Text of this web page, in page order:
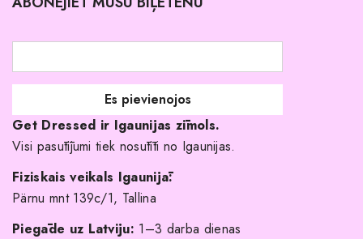
Atgriešanas politika
Līgavas družiņu kleitas
Veikali
Kāpēc izvēlēties mūs?
Get Dressed ir Igaunijas zīmols.
Visi pasūtījumi tiek nosūtīti no Igaunijas.
Fiziskais veikals Igaunijā:
Pärnu mnt 139c/1, Tallina
Piegāde uz Latviju: 1–3 darba dienas